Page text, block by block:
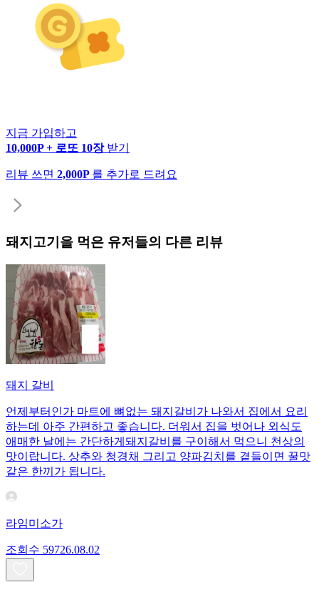
지금 가입하고
10,000P + 로또 10장 받기
리뷰 쓰면 2,000P 를 추가로 드려요
돼지고기 을 먹은 유저들의 다른 리뷰
돼지 갈비
언제부터인가 마트에 뼈없는 돼지갈비가 나와서 집에서 요리
하는데 아주 간편하고 좋습니다. 더워서 집을 벗어나 외식도
애매한 날에는 간단하게돼지갈비를 구이해서 먹으니 천상의
맛이랍니다. 상추와 청경채 그리고 양파김치를 곁들이면 꿀맛
같은 한끼가 됩니다.
라임미소가
조회수 59726.08.02